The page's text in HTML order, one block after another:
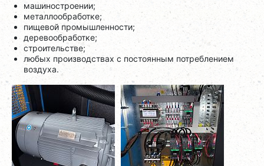
машиностроении;
металлообработке;
пищевой промышленности;
деревообработке;
строительстве;
любых производствах с постоянным потреблением
воздуха.